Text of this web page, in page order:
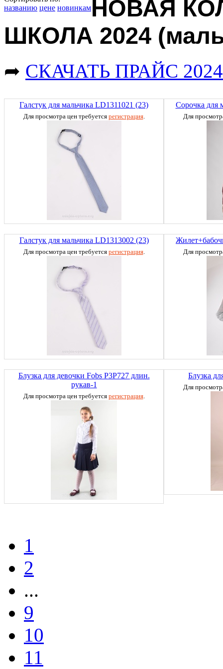
названию цене новинкам НОВАЯ
ШКОЛА 2024
➦ СКАЧАТЬ ПРАЙС
Галстук для мальчика LD1311021 (23)
Для просмотра цен требуется регистрация.
Сорочка для
Для
Галстук для мальчика LD1313002 (23)
Для просмотра цен требуется регистрация. Для
Блузка для девочки Fobs P3P727 длин.
рукав-1
Для просмотра цен требуется регистрация.
Блузка
Для
1
2
...
9
10
11